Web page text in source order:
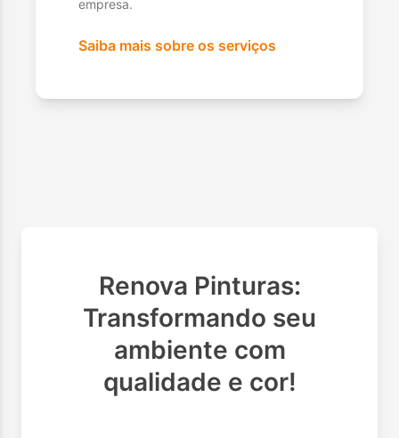
empresa.
Saiba mais sobre os serviços
Renova Pinturas:
Transformando seu
ambiente com
qualidade e cor!